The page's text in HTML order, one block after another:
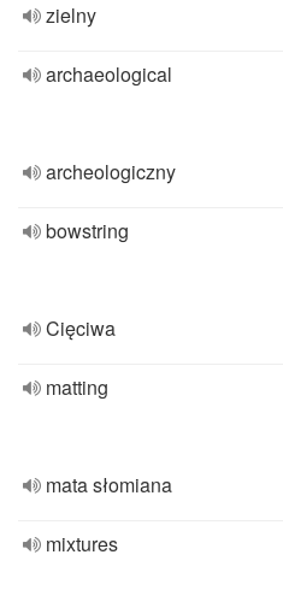
zielny
archaeological
archeologiczny
bowstring
Cięciwa
matting
mata słomiana
mixtures